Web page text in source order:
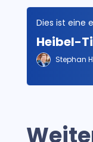
Dies ist eine
Heibel-
Stephan